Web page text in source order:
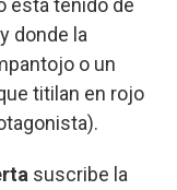
está teñido de
donde la
o un
titilan en rojo
suscribe la